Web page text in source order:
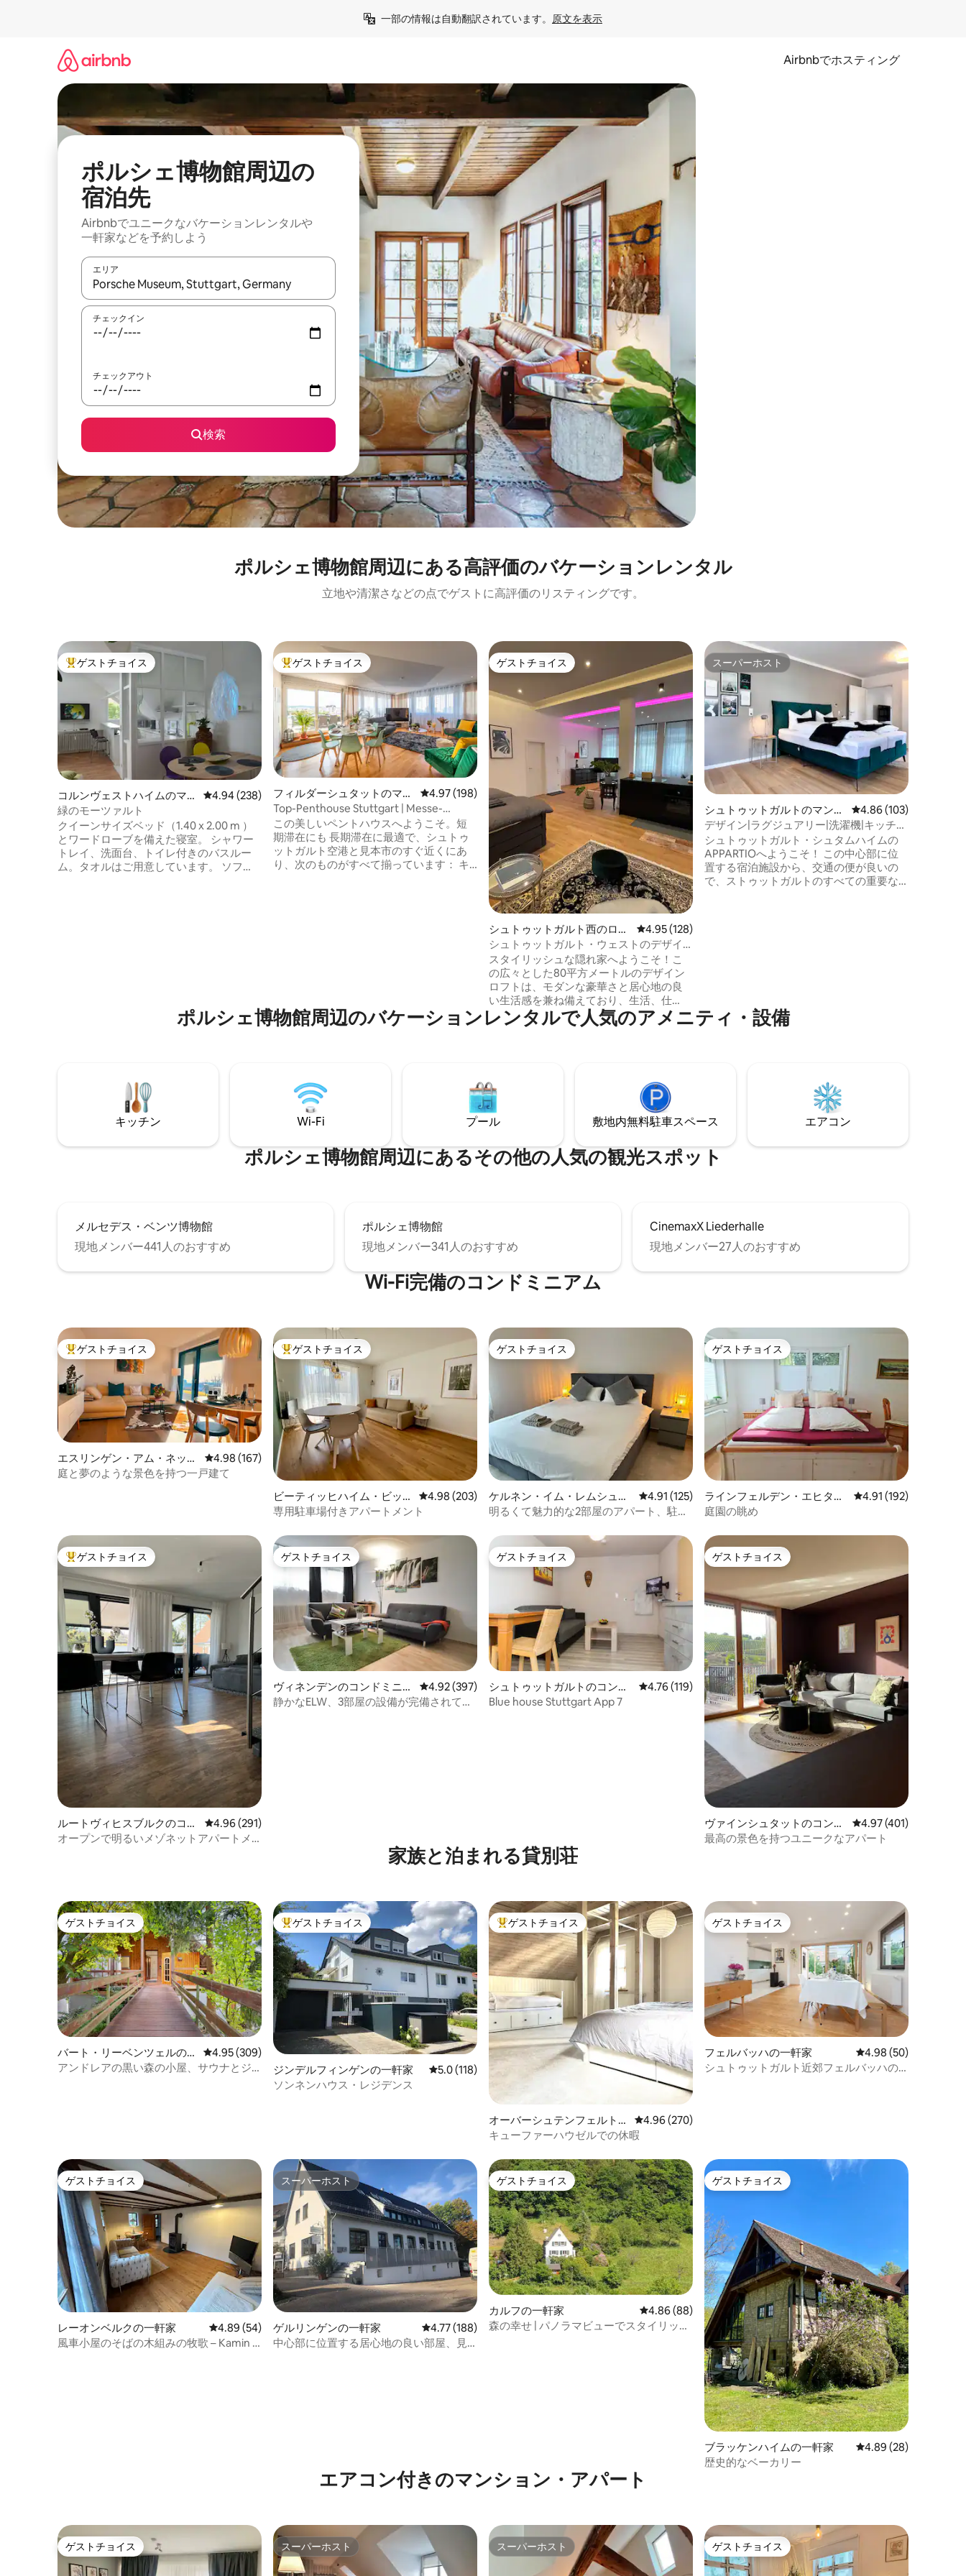
一部の情報は自動翻訳されています。 原文を表示
Airbnbでホスティング
ポルシェ博物館⁠周⁠辺⁠の
宿⁠泊⁠先
Airbnbでユニークなバ⁠ケ⁠ー⁠シ⁠ョ⁠ンレ⁠ン⁠タ⁠ルや
一⁠軒⁠家な⁠ど⁠を予⁠約⁠し⁠よ⁠う
エリア
検索結果が表示されたら、上下の矢印キーを使って移動するか、画面をタッチまたはスワイプして検索結果を確認することができます。
チェックイン
チェックアウト
検索
ポルシェ博物館⁠周⁠辺⁠に⁠あ⁠る高⁠評⁠価⁠のバ⁠ケ⁠ー⁠シ⁠ョ⁠ン⁠レ⁠ン⁠タ⁠ル
立地や清潔さなどの点でゲストに高評価のリスティングです。
大好評のゲストチョイスです。
ゲストチョイス
コルンヴェストハイムのマン
ション・アパート
レビュー238件、5つ星中4.94つ星の平均評価
4.94 (238)
緑のモーツァルト
クイーンサイズベッド（1.40 x 2.00 m ）
とワードローブを備えた寝室。 シャワー
トレイ、洗面台、トイレ付きのバスルー
ム。タオルはご用意しています。 ソフ
ーメーカー、トースター、電子レンジ、
ミキサー）がすべて備わっています。洗
大好評のゲストチョイスです。
ゲストチョイス
フィルダーシュタットのマン
ション・アパート
レビュー198件、5つ星中4.97つ星の平均評価
4.97 (198)
Top-Penthouse Stuttgart | Messe-
Airport | テラス
この美しいペントハウスへようこそ。短
期滞在にも 長期滞在に最適で、シュトゥ
ットガルト空港と見本市のすぐ近くにあ
り、次のものがすべて揃っています： キ
ゲストチョイス
ゲストチョイス
シュトゥットガルト西のロフ
ト
レビュー128件、5つ星中4.95つ星の平均評価
4.95 (128)
シュトゥットガルト・ウェストのデザイ
ンロフトへようこそ
スタイリッシュな隠れ家へようこそ！こ
の広々とした80平方メートルのデザイン
ロフトは、モダンな豪華さと居心地の良
い生活感を兼ね備えており、生活、仕
事、リラックスに最適です。 独特な居住
空間のため🏡のオープンフロア 🍽 デザイ
ーミングに最適 今すぐユニークなロフト
体験を予約して、快適さ、デザイン、そ
してシュトゥットガルト・ウェストの最
高のロケーションをお楽しみください！
スーパーホスト
スーパーホスト
シュトゥットガルトのマンシ
ョン・アパート
レビュー103件、5つ
4.86 (103)
デザイン|ラグジュアリー|洗濯機|キッチ
ン| WiFi
シュトゥットガルト・シュタムハイムの
APPARTIOへようこそ！ この中心部に位
置する宿泊施設から、交通の便が良いの
で、ストゥットガルトのすべての重要な
ポルシェ博物館⁠周⁠辺⁠のバ⁠ケ⁠ー⁠シ⁠ョ⁠ン⁠レ⁠ン⁠タ⁠ル⁠で人⁠気⁠のア⁠メ⁠ニ⁠テ⁠ィ⁠・⁠設⁠備
キッチン Wi-Fi プール 敷地内無料駐⁠車ス⁠ペ⁠ー⁠ス エアコン
ポルシェ博物館⁠周⁠辺⁠に⁠あ⁠るそ⁠の⁠他⁠の人⁠気⁠の観⁠光⁠ス⁠ポ⁠ッ⁠ト
メルセデス・ベンツ博物館
現地メンバー441人のおすすめ
ポルシェ博物館
現地メンバー341人のおすすめ
CinemaxX Liederhalle
現地メンバー27人のおすすめ
Wi-Fi完備のコンドミニアム
大好評のゲストチョイスです。
ゲストチョイス
エスリンゲン・アム・ネッカ
ーのコンドミニアム
レビュー167件、5つ星中4.98つ星の平均評価
4.98 (167)
庭と夢のような景色を持つ一戸建て
大好評のゲストチョイスです。
ゲストチョイス
ビーティッヒハイム・ビッシ
ンゲンのコンドミニアム
レビュー203件、5つ星中4.98つ星の平均評価
4.98 (203)
専用駐車場付きアパートメント
ゲストチョイス
ゲストチョイス
ケルネン・イム・レムシュタ
ルのコンドミニアム
レビュー125件、5つ星中4.91つ星の平均評価
4.91 (125)
明るくて魅力的な2部屋のアパート、駐車
ゲストチョイス
ゲストチョイス
ラインフェルデン・エヒター
ディンゲンのコンドミニアム
レビュー192件、5つ
4.91 (192)
庭園の眺め
大好評のゲストチョイスです。
ゲストチョイス
ルートヴィヒスブルクのコン
ドミニアム
レビュー291件、5つ星中4.96つ星の平均評価
4.96 (291)
オープンで明るいメゾネットアパートメ
ゲストチョイス
ゲストチョイス
ヴィネンデンのコンドミニア
ム
レビュー397件、5つ星中4.92つ星の平均評価
4.92 (397)
静かなELW、3部屋の設備が完備されてい
ゲストチョイス
ゲストチョイス
シュトゥットガルトのコンド
ミニアム
レビュー119件、5つ星中4.76つ星の平均評価
4.76 (119)
Blue house Stuttgart App 7
ゲストチョイス
ゲストチョイス
ヴァインシュタットのコンド
ミニアム
レビュー401件、5つ
4.97 (401)
最高の景色を持つユニークなアパート
家族と泊まれる貸別荘
ゲストチョイス
ゲストチョイス
バート・リーベンツェルの一
軒家
レビュー309件、5つ星中4.95つ星の平均評価
4.95 (309)
アンドレアの黒い森の小屋、サウナとジ
大好評のゲストチョイスです。
ゲストチョイス
ジンデルフィンゲンの一軒家 レビュー118件、5つ星中5.0つ星の平均評価
5.0 (118)
ソンネンハウス・レジデンス
大好評のゲストチョイスです。
ゲストチョイス
オーバーシュテンフェルトの
一軒家
レビュー270件、5つ星中4.96つ星の平均評価
4.96 (270)
キューファーハウゼルでの休暇
ゲストチョイス
ゲストチョイス
フェルバッハの一軒家 レビュー50件、5つ星
4.98 (50)
シュトゥットガルト近郊フェルバッハの
ゲストチョイス
ゲストチョイス
レーオンベルクの一軒家 レビュー54件、5つ星中4.89つ星の平均評価
4.89 (54)
風車小屋のそばの木組みの牧歌 – Kamin &
スーパーホスト
スーパーホスト
ゲルリンゲンの一軒家 レビュー188件、5つ星中4.77つ星の平均評価
4.77 (188)
中心部に位置する居心地の良い部屋、見
ゲストチョイス
ゲストチョイス
カルフの一軒家 レビュー88件、5つ星中4.86つ星の平均評価
4.86 (88)
森の幸せ | パノラマビューでスタイリッシ
ゲストチョイス
ゲストチョイス
ブラッケンハイムの一軒家 レビュー28件、5つ星
4.89 (28)
歴史的なベーカリー
エアコン付きのマンション・アパート
ゲストチョイス
ゲストチョイス スーパーホスト
スーパーホスト スーパーホスト
スーパーホスト ゲストチョイス
ゲストチョイス